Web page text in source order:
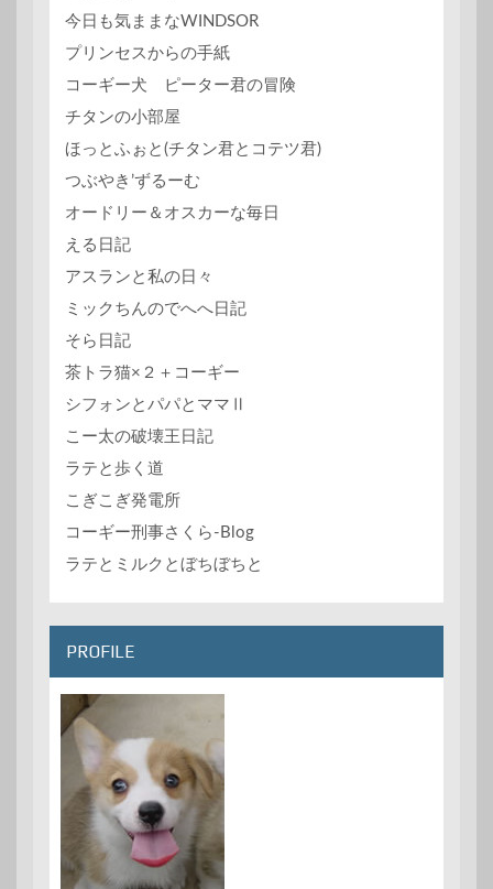
今日も気ままなWINDSOR
プリンセスからの手紙
コーギー犬 ピーター君の冒険
チタンの小部屋
ほっとふぉと(チタン君とコテツ君)
つぶやき’ずるーむ
オードリー＆オスカーな毎日
える日記
アスランと私の日々
ミックちんのでへへ日記
そら日記
茶トラ猫×２＋コーギー
シフォンとパパとママⅡ
こー太の破壊王日記
ラテと歩く道
こぎこぎ発電所
コーギー刑事さくら-Blog
ラテとミルクとぼちぼちと
PROFILE